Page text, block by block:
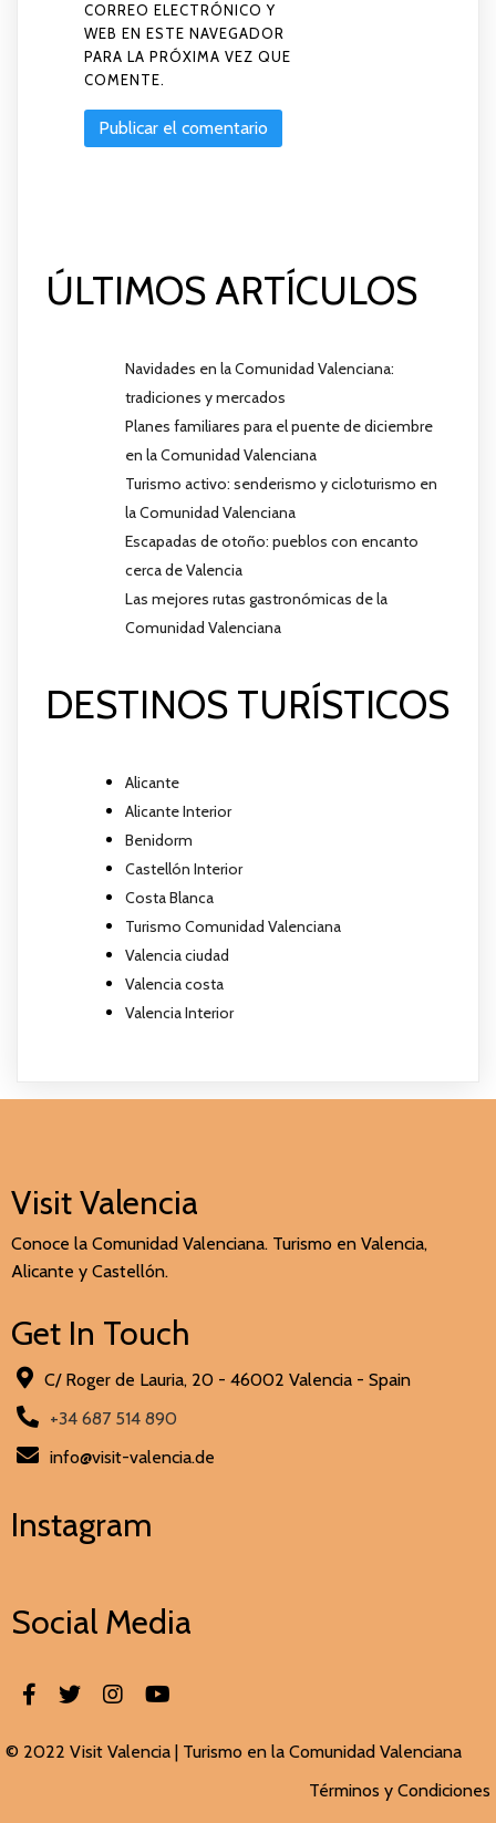
CORREO ELECTRÓNICO Y
WEB EN ESTE NAVEGADOR
PARA LA PRÓXIMA VEZ QUE
COMENTE.
ÚLTIMOS ARTÍCULOS
Navidades en la Comunidad Valenciana:
tradiciones y mercados
Planes familiares para el puente de diciembre
en la Comunidad Valenciana
Turismo activo: senderismo y cicloturismo en
la Comunidad Valenciana
Escapadas de otoño: pueblos con encanto
cerca de Valencia
Las mejores rutas gastronómicas de la
Comunidad Valenciana
DESTINOS TURÍSTICOS
Alicante
Alicante Interior
Benidorm
Castellón Interior
Costa Blanca
Turismo Comunidad Valenciana
Valencia ciudad
Valencia costa
Valencia Interior
Visit Valencia
Conoce la Comunidad Valenciana. Turismo en Valencia,
Alicante y Castellón.
Get In Touch
C/ Roger de Lauria, 20 - 46002 Valencia - Spain
+34 687 514 890
info@visit-valencia.de
Instagram
Social Media
© 2022 Visit Valencia | Turismo en la Comunidad Valenciana
Términos y Condiciones